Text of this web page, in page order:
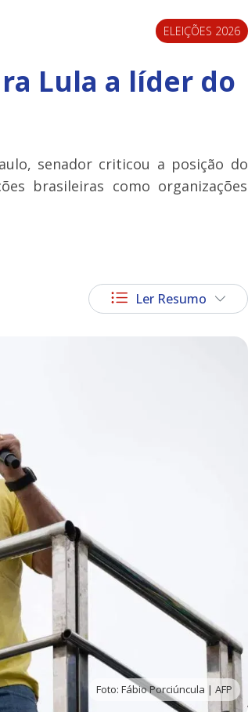
ELEIÇÕES 2026
Lula a líder do
senador criticou a posição do
brasileiras como organizações
Ler Resumo
Foto: Fábio Porciúncula | AFP